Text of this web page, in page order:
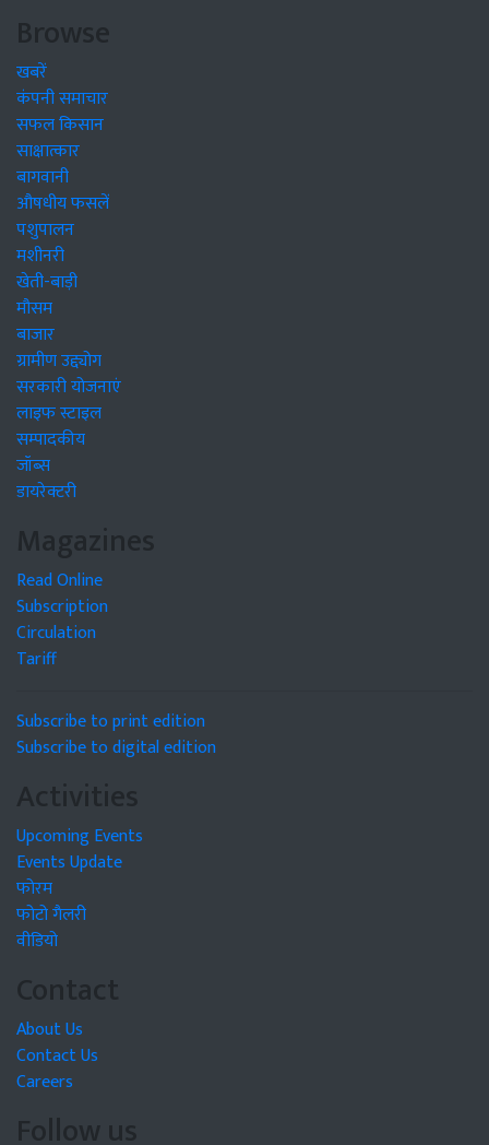
Browse
खबरें
कंपनी समाचार
सफल किसान
साक्षात्कार
बागवानी
औषधीय फसलें
पशुपालन
मशीनरी
खेती-बाड़ी
मौसम
बाजार
ग्रामीण उद्द्योग
सरकारी योजनाएं
लाइफ स्टाइल
सम्पादकीय
जॉब्स
डायरेक्टरी
Magazines
Read Online
Subscription
Circulation
Tariff
Subscribe to print edition
Subscribe to digital edition
Activities
Upcoming Events
Events Update
फोरम
फोटो गैलरी
वीडियो
Contact
About Us
Contact Us
Careers
Follow us